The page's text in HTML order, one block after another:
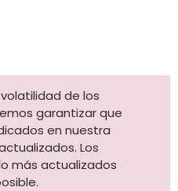
de los
garantizar que
en nuestra
Los
más actualizados